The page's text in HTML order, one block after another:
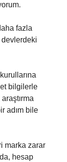
fazla
devlerdeki
bilgilerle
adım bile
marka zarar
hesap